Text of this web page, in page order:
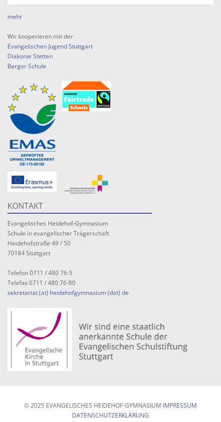
mehr
Wir kooperieren mit der
Evangelischen Jugend Stuttgart
Diakonie Stetten
Berger Schule
KONTAKT
Evangelisches Heidehof-Gymnasium
Schule in evangelischer Trägerschaft
Heidehofstraße 49 / 50
70184 Stuttgart
Telefon 0711 / 480 76-5
Telefax 0711 / 480 76-80
sekretariat (at) heidehofgymnasium (dot) de
© 2025 EVANGELISCHES HEIDEHOF-GYMNASIUM IMPRESSUM
DATENSCHUTZERKLÄRUNG